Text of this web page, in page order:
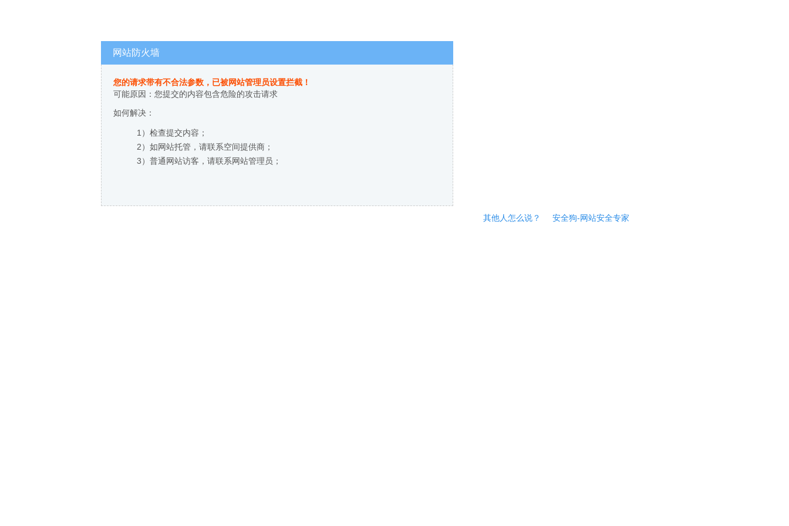
网站防火墙
您的请求带有不合法参数，已被网站管理员设置拦截！
可能原因：您提交的内容包含危险的攻击请求
如何解决：
1）检查提交内容；
2）如网站托管，请联系空间提供商；
3）普通网站访客，请联系网站管理员；
其他人怎么说？ 安全狗-网站安全专家